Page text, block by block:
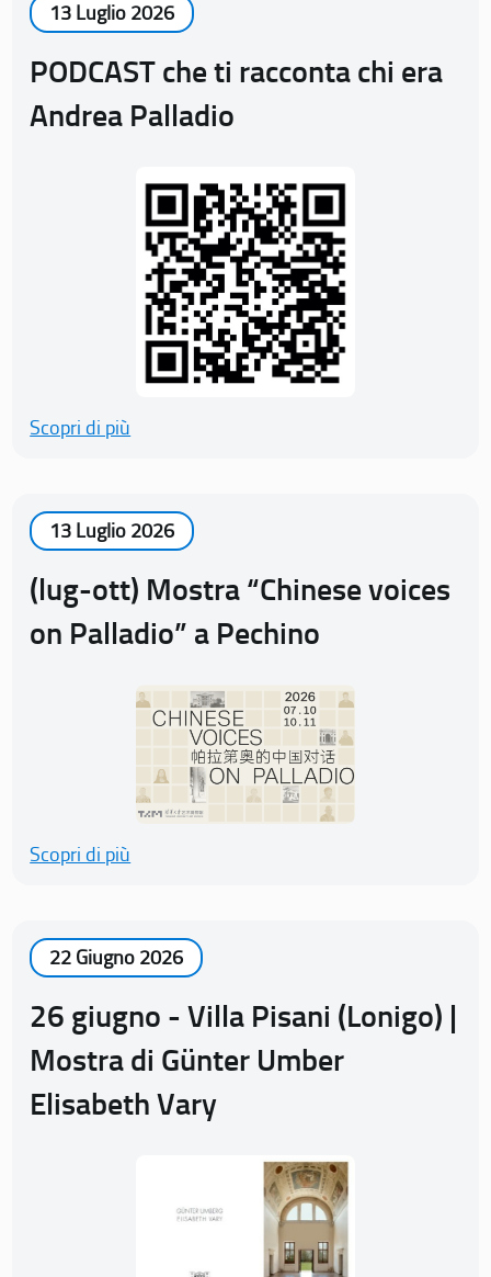
13 Luglio 2026
PODCAST che ti racconta chi era
Andrea Palladio
Scopri di più
13 Luglio 2026
(lug-ott) Mostra “Chinese voices
on Palladio” a Pechino
Scopri di più
22 Giugno 2026
26 giugno - Villa Pisani (Lonigo) |
Mostra di Günter Umber
Elisabeth Vary